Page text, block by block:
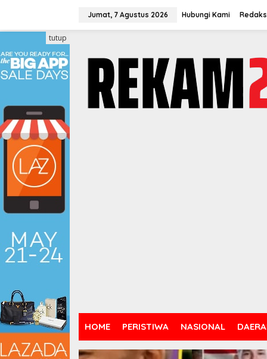
konten
Jumat, 7 Agustus 2026 Hubungi Kami
HOME PERISTIWA NASIONAL
tutup